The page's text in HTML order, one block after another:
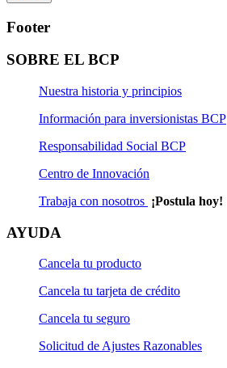
Footer
SOBRE EL BCP
Nuestra historia y principios
Información para inversionistas BCP
Responsabilidad Social BCP
Centro de Innovación
Trabaja con nosotros ¡Postula hoy!
AYUDA
Cancela tu producto
Cancela tu tarjeta de crédito
Cancela tu seguro
Solicitud de Ajustes Razonables